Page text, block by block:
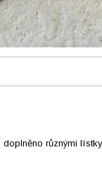
různými